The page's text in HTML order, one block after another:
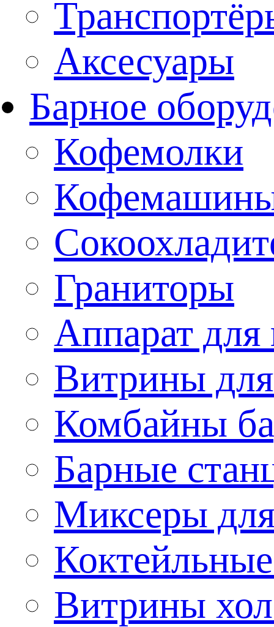
Аксесуары
Барное
Кофемолки
Граниторы
Аппарат для
Витрины
Комбайны
Барные
Миксеры
Витрины